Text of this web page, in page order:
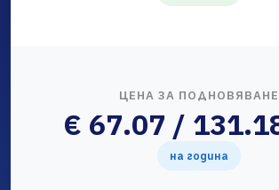
ЦЕНА ЗА ПОДНОВЯВАНЕ
€ 67.07 /
на година